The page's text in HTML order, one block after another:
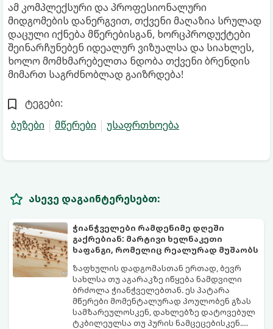
ამ კომპლექსური და პროფესიონალური
მიდგომების დანერგვით, თქვენი მაღაზია სრულად
დაცული იქნება მწერებისგან, ხორცპროდუქტები
შეინარჩუნებენ იდეალურ ვიზუალსა და სიახლეს,
ხოლო მომხმარებელთა ნდობა თქვენი ბრენდის
მიმართ საგრძნობლად გაიზრდება!
ტეგები:
ბუზები
მწერები უსაფრთხოება
ასევე დაგაინტერესებთ:
ჭიანჭველები რამდენიმე დღეში
გაქრებიან: მარტივი ხელნაკეთი
ხაფანგი, რომელიც რეალურად მუშაობს
ზაფხულის დადგომასთან ერთად, ბევრ
სახლსა თუ აგარაკზე იწყება ნამდვილი
ბრძოლა ჭიანჭველებთან. ეს პატარა
მწერები მომენტალურად პოულობენ გზას
სამზარეულოსკენ, დახლებზე დატოვებულ
ტკბილეულსა თუ პურის ნამცეცებისკენ.